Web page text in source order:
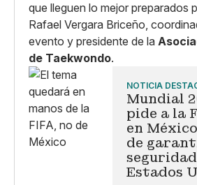
que lleguen lo mejor preparados
Rafael Vergara Briceño,
evento y presidente de la
de Taekwondo.
NOTICIA
Mundial
pide a la
en
de
Estados